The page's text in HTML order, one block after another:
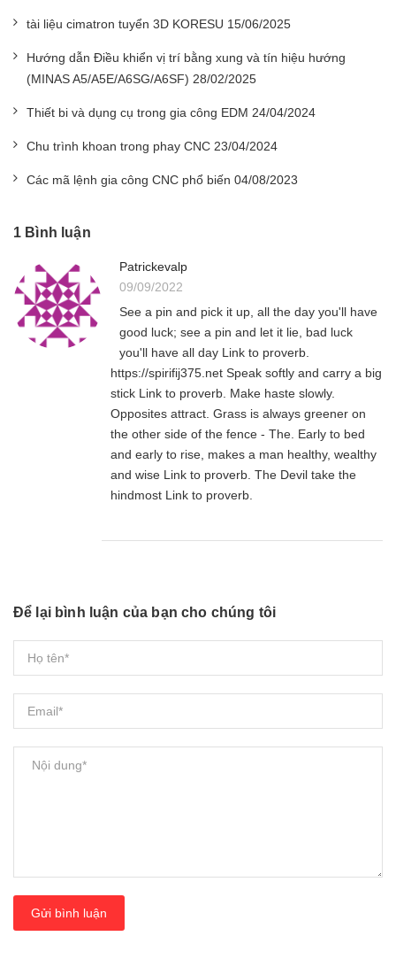
tài liệu cimatron tuyển 3D KORESU 15/06/2025
Hướng dẫn Điều khiển vị trí bằng xung và tín hiệu hướng
(MINAS A5/A5E/A6SG/A6SF) 28/02/2025
Thiết bi và dụng cụ trong gia công EDM 24/04/2024
Chu trình khoan trong phay CNC 23/04/2024
Các mã lệnh gia công CNC phổ biến 04/08/2023
1 Bình luận
Patrickevalp
09/09/2022
See a pin and pick it up, all the day you'll have
good luck; see a pin and let it lie, bad luck
you'll have all day Link to proverb.
https://spirifij375.net Speak softly and carry a big
stick Link to proverb. Make haste slowly.
Opposites attract. Grass is always greener on
the other side of the fence - The. Early to bed
and early to rise, makes a man healthy, wealthy
and wise Link to proverb. The Devil take the
hindmost Link to proverb.
Để lại bình luận của bạn cho chúng tôi
Gửi bình luận